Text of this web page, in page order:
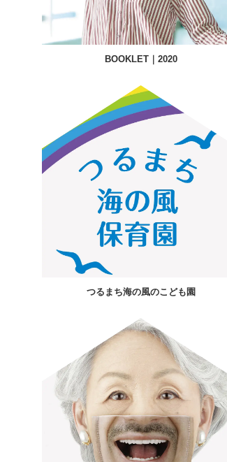
BOOKLET｜2020
つるまち海の風のこども園